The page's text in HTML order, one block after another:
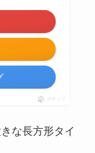
ポチップ
な長方形タイ